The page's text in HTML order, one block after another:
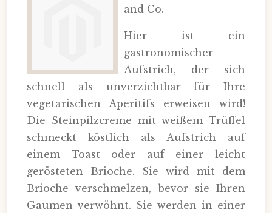
and Co.
Hier ist ein
gastronomischer
Aufstrich, der sich
schnell als unverzichtbar für Ihre
vegetarischen Aperitifs erweisen wird!
Die Steinpilzcreme mit weißem Trüffel
schmeckt köstlich als Aufstrich auf
einem Toast oder auf einer leicht
gerösteten Brioche. Sie wird mit dem
Brioche verschmelzen, bevor sie Ihren
Gaumen verwöhnt. Sie werden in einer